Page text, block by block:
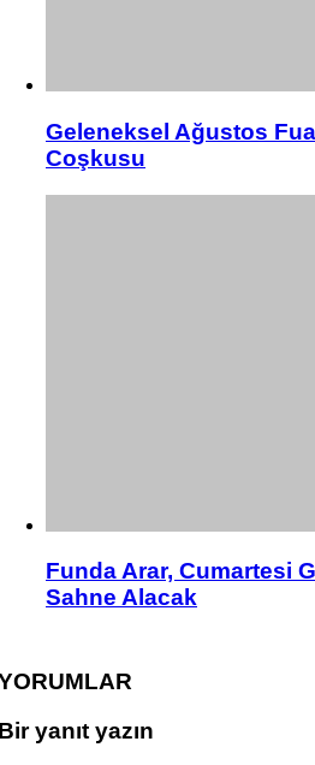
Geleneksel Ağustos
Coşkusu
Funda Arar, Cumartesi
Sahne Alacak
yanıt yazın